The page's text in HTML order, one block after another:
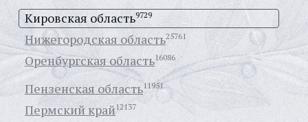
Кировская область9729
Нижегородская область25761
Оренбургская область16086
Пензенская область11951
Пермский край 12137